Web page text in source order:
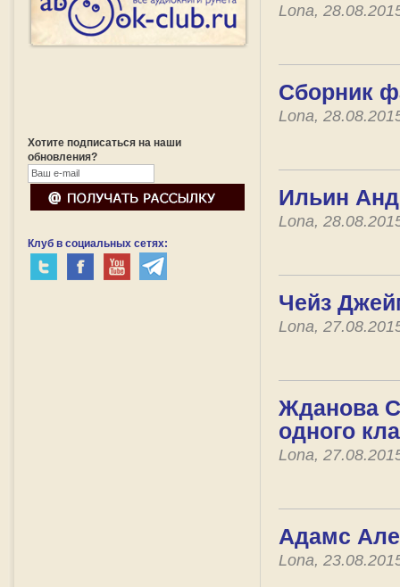
Хотите подписаться на наши
обновления?
Клуб в социальных сетях:
Lona,
Сборник
Lona,
Ильин
Lona,
Чейз
Lona,
Жданова
одного
Lona,
Адамс
Lona,